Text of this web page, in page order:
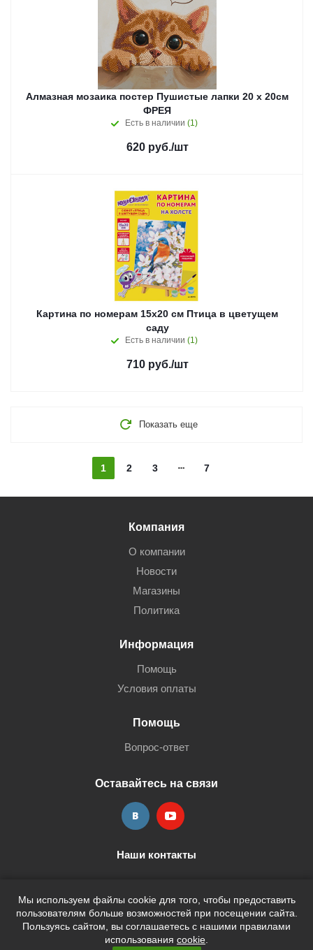
Алмазная мозаика постер Пушистые лапки 20 х 20см
ФРЕЯ
Есть в наличии (1)
620руб./шт
Картина по номерам 15х20 см Птица в цветущем
саду
Есть в наличии (1)
710руб./шт
Показать еще
1 2 3 7
Мы используем файлы cookie для того, чтобы предоставить
пользователям больше возможностей при посещении сайта.
Пользуясь сайтом, вы соглашаетесь с нашими правилами
использования cookie
Компания
О компании
Новости
Магазины
Политика
Информация
Помощь
Условия оплаты
Помощь
Вопрос-ответ
Оставайтесь на связи
Наши контакты